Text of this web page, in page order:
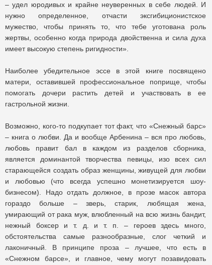
‒ удел юродивых и крайне неуверенных в себе людей. И
нужно определенное, отчасти эксгибиционистское
мужество, чтобы принять то, что тебе уготована роль
жертвы, особенно когда природа двойственна и сила духа
имеет высокую степень ригидности».
Наиболее убедительное эссе в этой книге посвящено
матери, оставившей профессиональное поприще, чтобы
помогать дочери растить детей и участвовать в ее
гастрольной жизни.
Возможно, кого-то подкупает тот факт, что «Снежный барс»
‒ книга о любви. Да и вообще Арбенина ‒ вся про любовь,
любовь правит бал в каждом из разделов сборника,
является доминантой творчества певицы, изо всех сил
старающейся создать образ женщины, живущей для любви
и любовью (что всегда успешно монетизируется шоу-
бизнесом). Надо отдать должное, в прозе масок автора
гораздо больше ‒ зверь, старик, любящая жена,
умирающий от рака муж, влюбленный на всю жизнь бандит,
нежный боксер и т. д. и т. п. ‒ героев здесь много,
обстоятельства самые разнообразные, слог четкий и
лаконичный. В принципе проза ‒ лучшее, что есть в
«Снежном барсе», и главное, чему могут позавидовать